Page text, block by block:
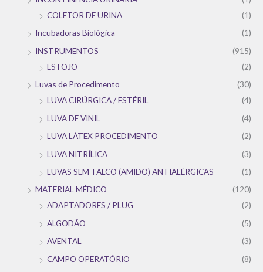
COLETOR DE URINA
(1)
Incubadoras Biológica
(1)
INSTRUMENTOS
(915)
ESTOJO
(2)
Luvas de Procedimento
(30)
LUVA CIRÚRGICA / ESTÉRIL
(4)
LUVA DE VINIL
(4)
LUVA LÁTEX PROCEDIMENTO
(2)
LUVA NITRÍLICA
(3)
LUVAS SEM TALCO (AMIDO) ANTIALÉRGICAS
(1)
MATERIAL MÉDICO
(120)
ADAPTADORES / PLUG
(2)
ALGODÃO
(5)
AVENTAL
(3)
CAMPO OPERATÓRIO
(8)